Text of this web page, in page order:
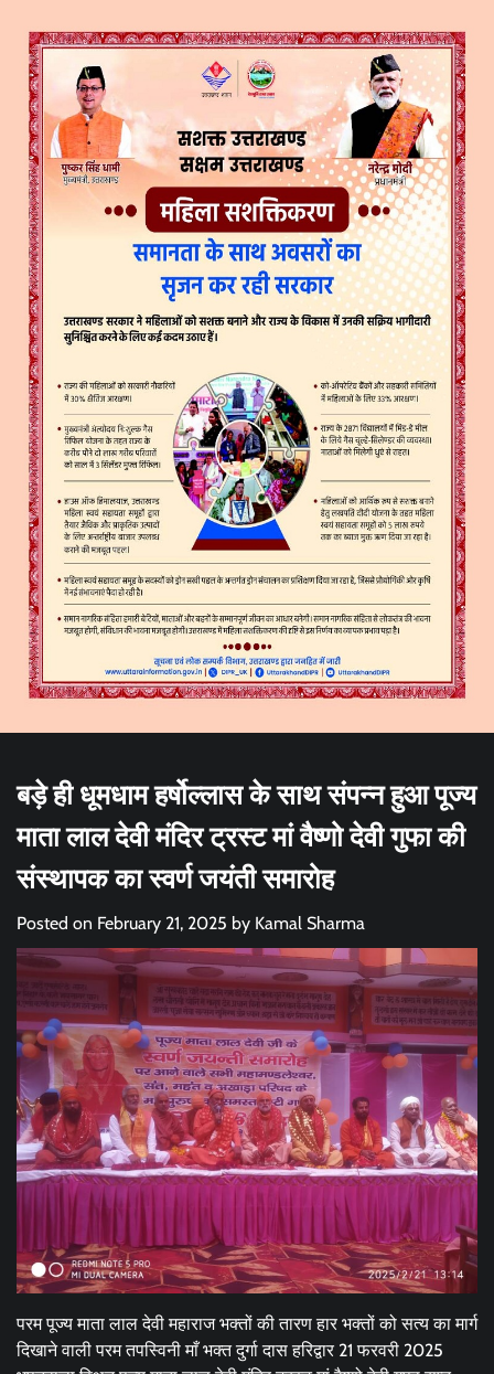
बड़े ही धूमधाम हर्षोल्लास के साथ संपन्न हुआ पूज्य
माता लाल देवी मंदिर ट्रस्ट मां वैष्णो देवी गुफा की
संस्थापक का स्वर्ण जयंती समारोह
Posted on February 21, 2025 by Kamal Sharma
परम पूज्य माता लाल देवी महाराज भक्तों की तारण हार भक्तों को सत्य का मार्ग
दिखाने वाली परम तपस्विनी माँ भक्त दुर्गा दास हरिद्वार 21 फरवरी 2025